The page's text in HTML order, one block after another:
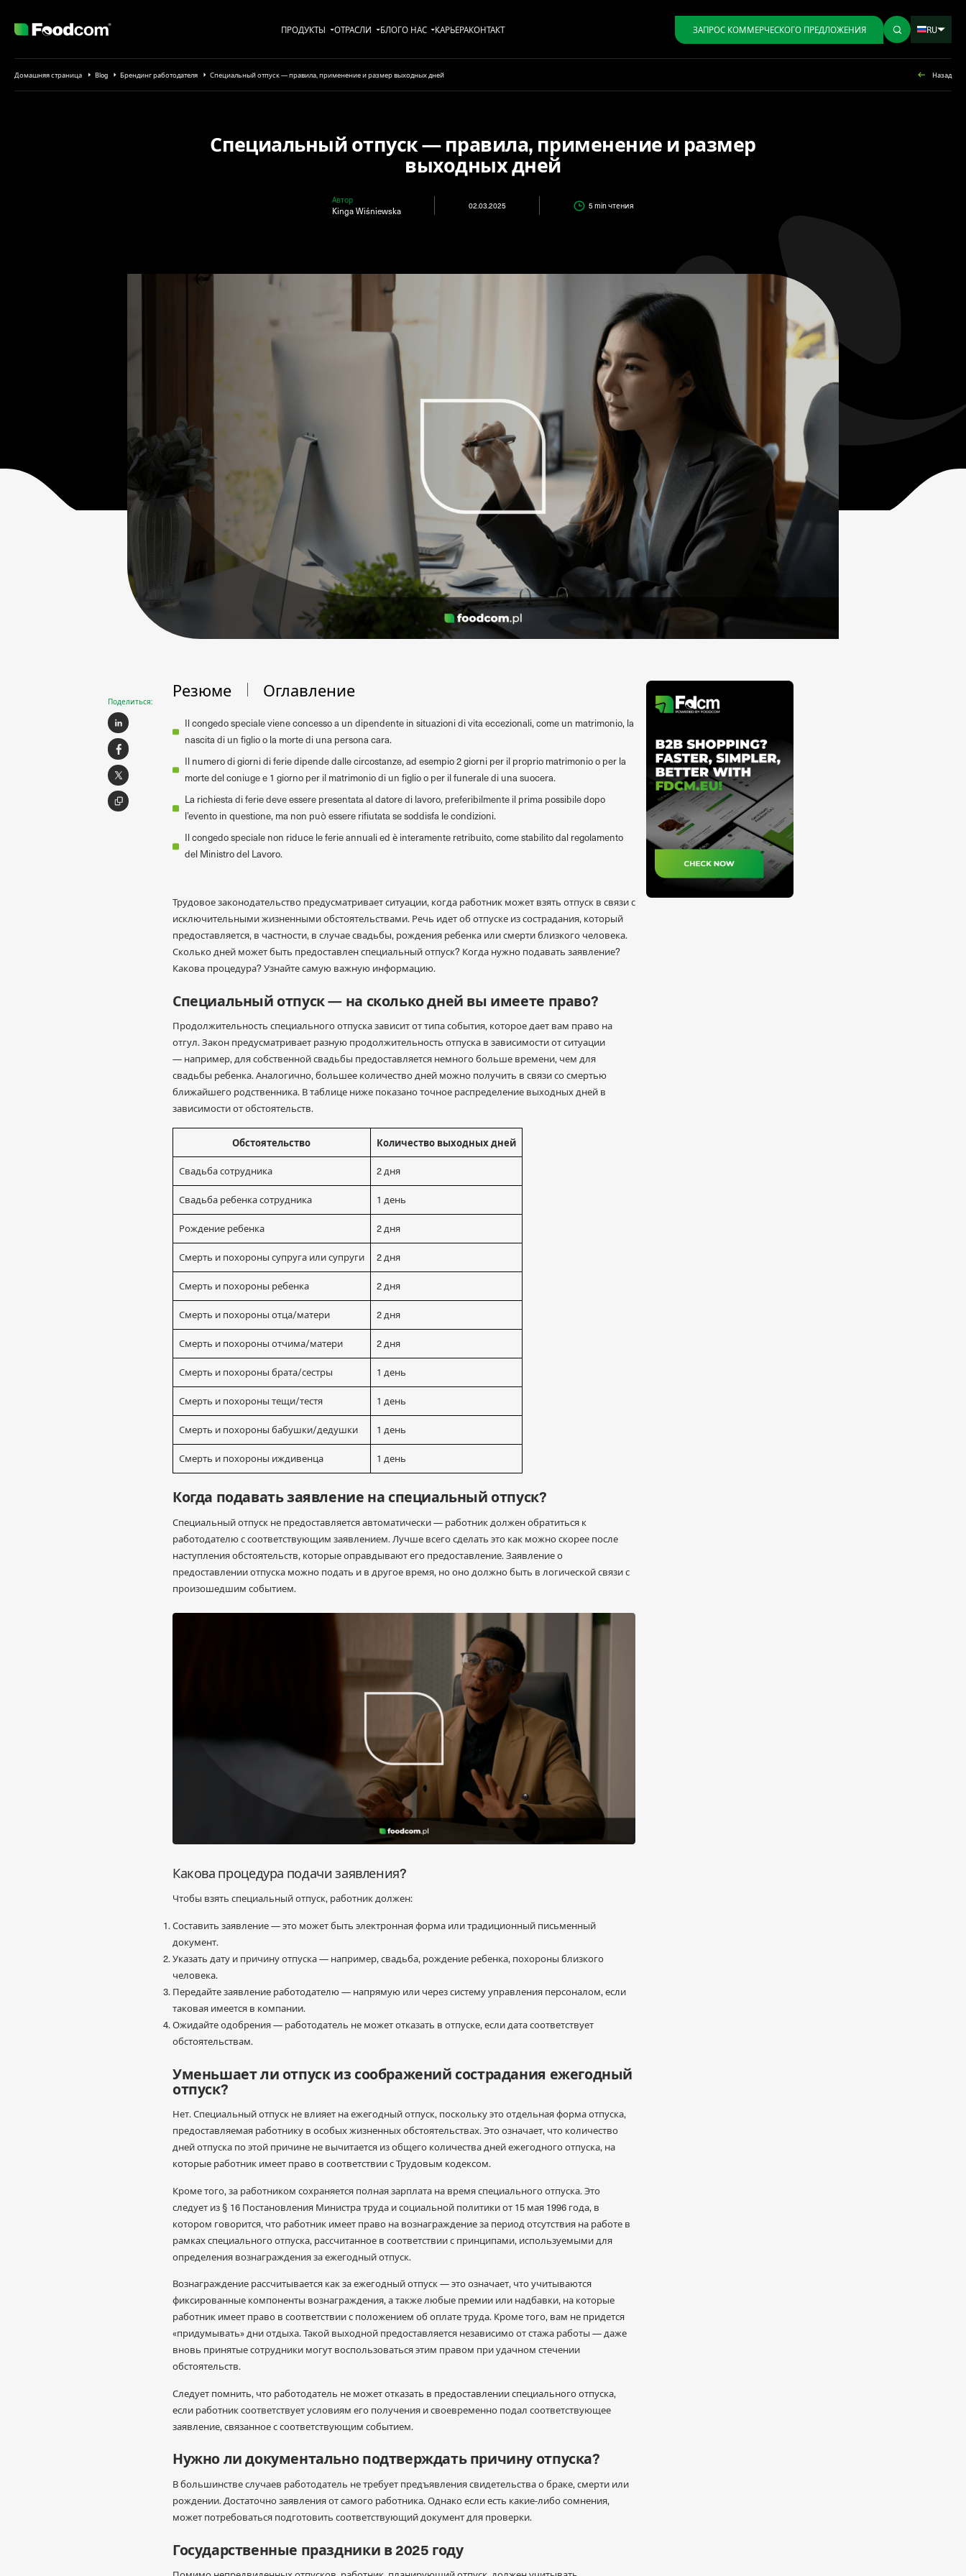
ПРОДУКТЫ ОТРАСЛИ БЛОГО НАС KАРЬЕРАКОНТАКТ ЗАПРОС КОММЕРЧЕСКОГО ПРЕДЛОЖЕНИЯ RU
Домашняя страница Blog Брендинг работодателя Специальный отпуск — правила, применение и размер выходных дней Назад
Специальный отпуск — правила, применение и размер
выходных дней
Автор
Kinga Wiśniewska 02.03.2025 5 minчтения
Поделиться:
Резюме Оглавление
Il congedo speciale viene concesso a un dipendente in situazioni di vita eccezionali, come un matrimonio, la
nascita di un figlio o la morte di una persona cara.
Il numero di giorni di ferie dipende dalle circostanze, ad esempio 2 giorni per il proprio matrimonio o per la
morte del coniuge e 1 giorno per il matrimonio di un figlio o per il funerale di una suocera.
La richiesta di ferie deve essere presentata al datore di lavoro, preferibilmente il prima possibile dopo
l’evento in questione, ma non può essere rifiutata se soddisfa le condizioni.
Il congedo speciale non riduce le ferie annuali ed è interamente retribuito, come stabilito dal regolamento
del Ministro del Lavoro.
Трудовое законодательство предусматривает ситуации, когда работник может взять отпуск в связи с
исключительными жизненными обстоятельствами. Речь идет об отпуске из сострадания, который
предоставляется, в частности, в случае свадьбы, рождения ребенка или смерти близкого человека.
Сколько дней может быть предоставлен специальный отпуск? Когда нужно подавать заявление?
Какова процедура? Узнайте самую важную информацию.
Специальный отпуск — на сколько дней вы имеете право?
Продолжительность специального отпуска зависит от типа события, которое дает вам право на
отгул. Закон предусматривает разную продолжительность отпуска в зависимости от ситуации
— например, для собственной свадьбы предоставляется немного больше времени, чем для
свадьбы ребенка. Аналогично, большее количество дней можно получить в связи со смертью
ближайшего родственника. В таблице ниже показано точное распределение выходных дней в
зависимости от обстоятельств.
Обстоятельство Количество выходных дней
Свадьба сотрудника 2 дня
Свадьба ребенка сотрудника 1 день
Рождение ребенка 2 дня
Смерть и похороны супруга или супруги 2 дня
Смерть и похороны ребенка 2 дня
Смерть и похороны отца/матери 2 дня
Смерть и похороны отчима/матери 2 дня
Смерть и похороны брата/сестры 1 день
Смерть и похороны тещи/тестя 1 день
Смерть и похороны бабушки/дедушки 1 день
Смерть и похороны иждивенца 1 день
Когда подавать заявление на специальный отпуск?
Специальный отпуск не предоставляется автоматически — работник должен обратиться к
работодателю с соответствующим заявлением. Лучше всего сделать это как можно скорее после
наступления обстоятельств, которые оправдывают его предоставление. Заявление о
предоставлении отпуска можно подать и в другое время, но оно должно быть в логической связи с
произошедшим событием.
Какова процедура подачи заявления?
Чтобы взять специальный отпуск, работник должен:
Составить заявление — это может быть электронная форма или традиционный письменный
документ.
Указать дату и причину отпуска — например, свадьба, рождение ребенка, похороны близкого
человека.
Передайте заявление работодателю — напрямую или через систему управления персоналом, если
таковая имеется в компании.
Ожидайте одобрения — работодатель не может отказать в отпуске, если дата соответствует
обстоятельствам.
Уменьшает ли отпуск из соображений сострадания ежегодный
отпуск?
Нет. Специальный отпуск не влияет на ежегодный отпуск, поскольку это отдельная форма отпуска,
предоставляемая работнику в особых жизненных обстоятельствах. Это означает, что количество
дней отпуска по этой причине не вычитается из общего количества дней ежегодного отпуска, на
которые работник имеет право в соответствии с Трудовым кодексом.
Кроме того, за работником сохраняется полная зарплата на время специального отпуска. Это
следует из § 16 Постановления Министра труда и социальной политики от 15 мая 1996 года, в
котором говорится, что работник имеет право на вознаграждение за период отсутствия на работе в
рамках специального отпуска, рассчитанное в соответствии с принципами, используемыми для
определения вознаграждения за ежегодный отпуск.
Вознаграждение рассчитывается как за ежегодный отпуск — это означает, что учитываются
фиксированные компоненты вознаграждения, а также любые премии или надбавки, на которые
работник имеет право в соответствии с положением об оплате труда. Кроме того, вам не придется
«придумывать» дни отдыха. Такой выходной предоставляется независимо от стажа работы — даже
вновь принятые сотрудники могут воспользоваться этим правом при удачном стечении
обстоятельств.
Следует помнить, что работодатель не может отказать в предоставлении специального отпуска,
если работник соответствует условиям его получения и своевременно подал соответствующее
заявление, связанное с соответствующим событием.
Нужно ли документально подтверждать причину отпуска?
В большинстве случаев работодатель не требует предъявления свидетельства о браке, смерти или
рождении. Достаточно заявления от самого работника. Однако если есть какие-либо сомнения,
может потребоваться подготовить соответствующий документ для проверки.
Государственные праздники в 2025 году